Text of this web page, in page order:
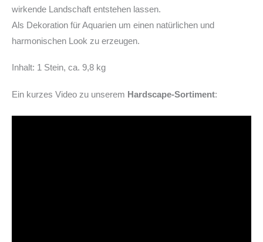
wirkende Landschaft entstehen lassen.
Als Dekoration für Aquarien um einen natürlichen und
harmonischen Look zu erzeugen.
Inhalt: 1 Stein, ca. 9,8 kg
Ein kurzes Video zu unserem Hardscape-Sortiment: